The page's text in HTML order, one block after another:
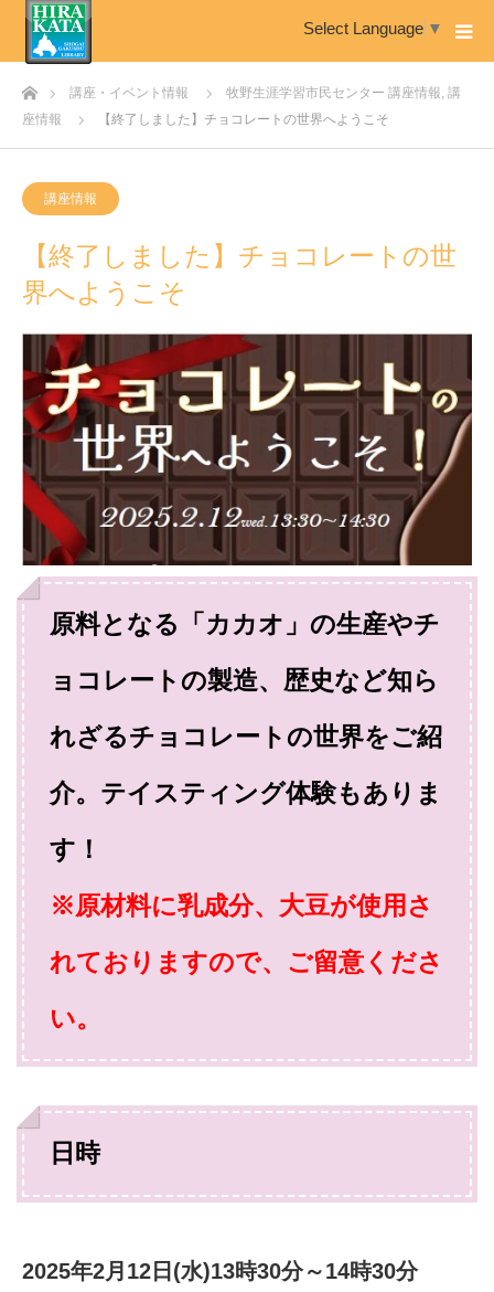
Select Language ▼
ホーム講座・イベント情報 牧野生涯学習市民センター 講座情報, 講
座情報
【終了しました】チョコレートの世界へようこそ
講座情報
【終了しました】チョコレートの世
界へようこそ
原料となる「カカオ」の生産やチ
ョコレートの製造、歴史など知ら
れざるチョコレートの世界をご紹
介。テイスティング体験もありま
す！
※原材料に乳成分、大豆が使用さ
れておりますので、ご留意くださ
い。
日時
2025年2月12日(水)13時30分～14時30分